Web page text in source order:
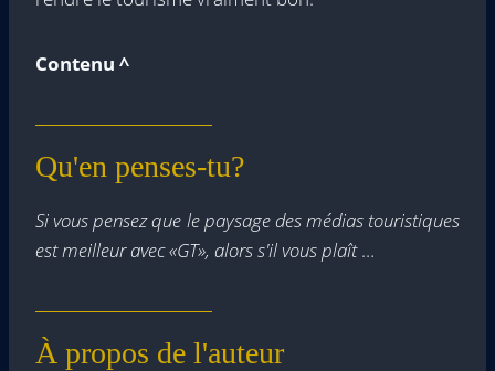
Contenu ^
Qu'en penses-tu?
Si vous pensez que le paysage des médias touristiques
est meilleur avec «GT», alors s'il vous plaît…
À propos de l'auteur